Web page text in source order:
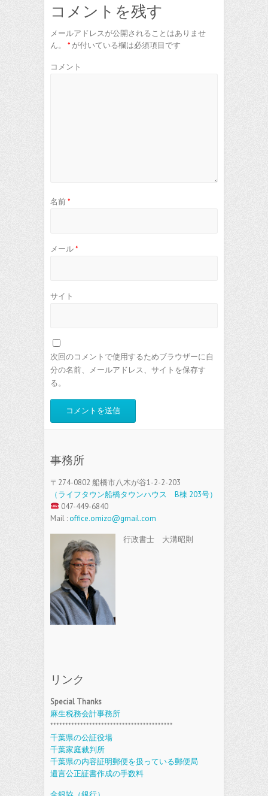
コメントを残す
メールアドレスが公開されることはありませ
ん。
* が付いている欄は必須項目です
コメント
名前*
メール*
サイト
次回のコメントで使用するためブラウザーに自
分の名前、メールアドレス、サイトを保存す
る。
事務所
〒274-0802 船橋市八木が谷1-2-2-203
（ライフタウン船橋タウンハウス B棟 203号）
047-449-6840
Mail :office.omizo@gmail.com
行政書士 大溝昭則
リンク
Special Thanks
麻生税務会計事務所
*****************************************
千葉県の公証役場
千葉家庭裁判所
千葉県の内容証明郵便を扱っている郵便局
遺言公正証書作成の手数料